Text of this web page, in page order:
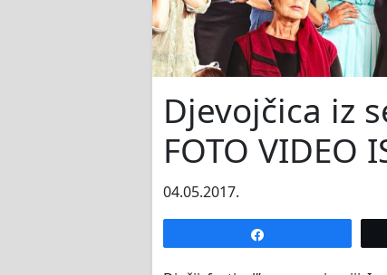
Djevojčica iz
FOTO VIDEO
04.05.2017.